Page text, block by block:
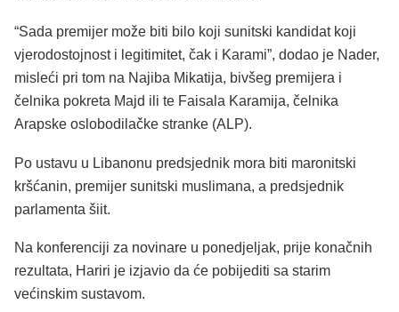
“Sada premijer može biti bilo koji sunitski kandidat koji
vjerodostojnost i legitimitet, čak i Karami”, dodao je Nader,
misleći pri tom na Najiba Mikatija, bivšeg premijera i
čelnika pokreta Majd ili te Faisala Karamija, čelnika
Arapske oslobodilačke stranke (ALP).
Po ustavu u Libanonu predsjednik mora biti maronitski
kršćanin, premijer sunitski muslimana, a predsjednik
parlamenta šiit.
Na konferenciji za novinare u ponedjeljak, prije konačnih
rezultata, Hariri je izjavio da će pobijediti sa starim
većinskim sustavom.